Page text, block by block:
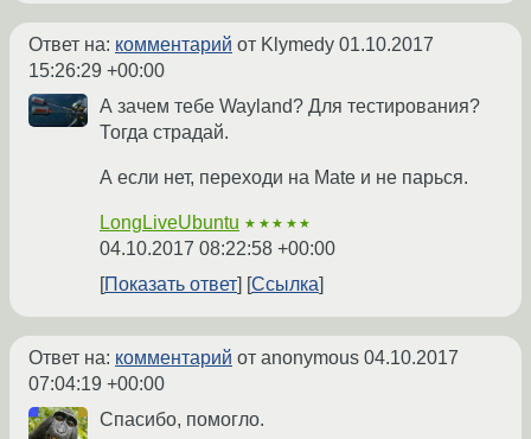
Ответ на: комментарий от Klymedy 01.10.2017
15:26:29 +00:00
А зачем тебе Wayland? Для тестирования?
Тогда страдай.
А если нет, переходи на Mate и не парься.
LongLiveUbuntu ★★★★★
04.10.2017 08:22:58 +00:00
Показать ответ
Ссылка
Ответ на: комментарий от anonymous 04.10.2017
07:04:19 +00:00
Спасибо, помогло.